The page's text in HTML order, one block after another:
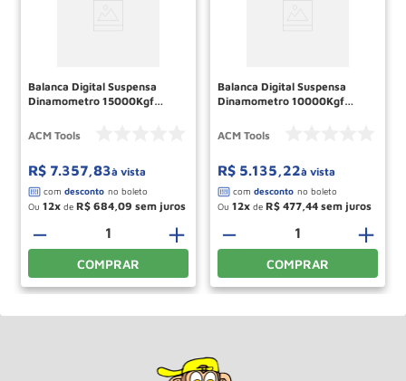
Balanca Digital Suspensa
Dinamometro 15000Kgf
ACM Tools
R$ 7.357,83à vista
Ou 12 de R$ 684 09
＋
－
COMPRAR
Balanca Digital Suspensa
Dinamometro 10000Kgf
ACM Tools
R$ 5.135,22à vista
Ou 12 de R$ 477 44
＋
－
COMPRAR